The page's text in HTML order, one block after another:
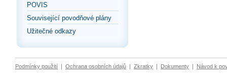
POVIS
Související povodňové plány
Užitečné odkazy
Podmínky použití | Ochrana osobních údajů | Zkratky | Dokumenty | Návod k